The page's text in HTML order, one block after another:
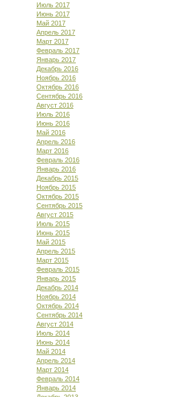
Июль 2017
Июнь 2017
Май 2017
Апрель 2017
Март 2017
Февраль 2017
Январь 2017
Декабрь 2016
Ноябрь 2016
Октябрь 2016
Сентябрь 2016
Август 2016
Июль 2016
Июнь 2016
Май 2016
Апрель 2016
Март 2016
Февраль 2016
Январь 2016
Декабрь 2015
Ноябрь 2015
Октябрь 2015
Сентябрь 2015
Август 2015
Июль 2015
Июнь 2015
Май 2015
Апрель 2015
Март 2015
Февраль 2015
Январь 2015
Декабрь 2014
Ноябрь 2014
Октябрь 2014
Сентябрь 2014
Август 2014
Июль 2014
Июнь 2014
Май 2014
Апрель 2014
Март 2014
Февраль 2014
Январь 2014